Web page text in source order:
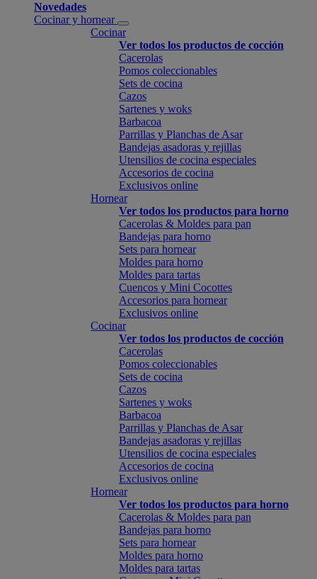
Novedades
Cocinar y hornear
Cocinar
Ver todos los productos de cocción
Cacerolas
Pomos coleccionables
Sets de cocina
Cazos
Sartenes y woks
Barbacoa
Parrillas y Planchas de Asar
Bandejas asadoras y rejillas
Utensilios de cocina especiales
Accesorios de cocina
Exclusivos online
Hornear
Ver todos los productos para horno
Cacerolas & Moldes para pan
Bandejas para horno
Sets para hornear
Moldes para horno
Moldes para tartas
Cuencos y Mini Cocottes
Accesorios para hornear
Exclusivos online
Cocinar
Ver todos los productos de cocción
Cacerolas
Pomos coleccionables
Sets de cocina
Cazos
Sartenes y woks
Barbacoa
Parrillas y Planchas de Asar
Bandejas asadoras y rejillas
Utensilios de cocina especiales
Accesorios de cocina
Exclusivos online
Hornear
Ver todos los productos para horno
Cacerolas & Moldes para pan
Bandejas para horno
Sets para hornear
Moldes para horno
Moldes para tartas